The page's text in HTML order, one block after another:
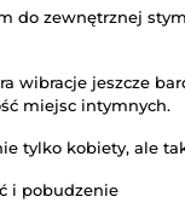
do zewnętrznej
wibracje jeszcze
miejsc intymnych.
tylko kobiety, ale
i pobudzenie